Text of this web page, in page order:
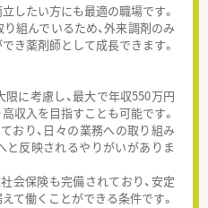
したい方にも最適の職場です。
組んでいるため、外来調剤のみ
き薬剤師として成長できます。
に考慮し、最大で年収550万円
収入を目指すことも可能です。
おり、日々の業務への取り組み
と反映されるやりがいがありま
会保険も完備されており、安定
て働くことができる条件です。